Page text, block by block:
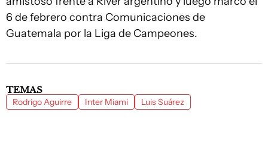
6 de febrero contra Comunicaciones de
Guatemala por la Liga de Campeones.
TEMAS
Rodrigo Aguirre Inter Miami Luis Suárez